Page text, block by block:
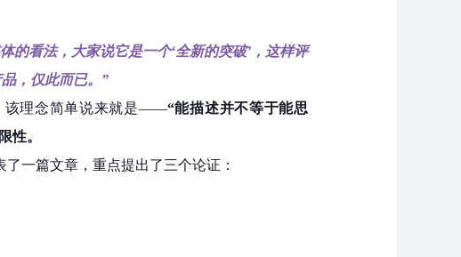
的看法，大家说它是一个‘全新的突破’，这样评
，仅此而已。”
该理念简单说来就是——“能描述并不等于能思
性。
了一篇文章，重点提出了三个论证：